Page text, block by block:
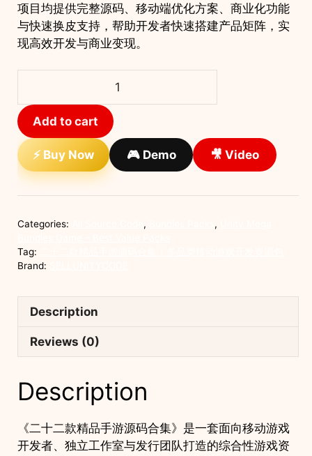
项目均提供完整源码、移动端优化方案、商业化功能
与快速换皮支持，帮助开发者快速搭建产品矩阵，实
现高效开发与商业变现。
二
款
精
品
手
游
源
合
集
移
开
发
Add to cart
⚡ Buy Now 🎮 Demo 🎥 Video
Categories: , ,
Tag:
Brand:
Description
Reviews (0)
Description
《二十二款精品手游源码合集》是一套面向移动游戏
开发者、独立工作室与发行团队打造的综合性游戏资